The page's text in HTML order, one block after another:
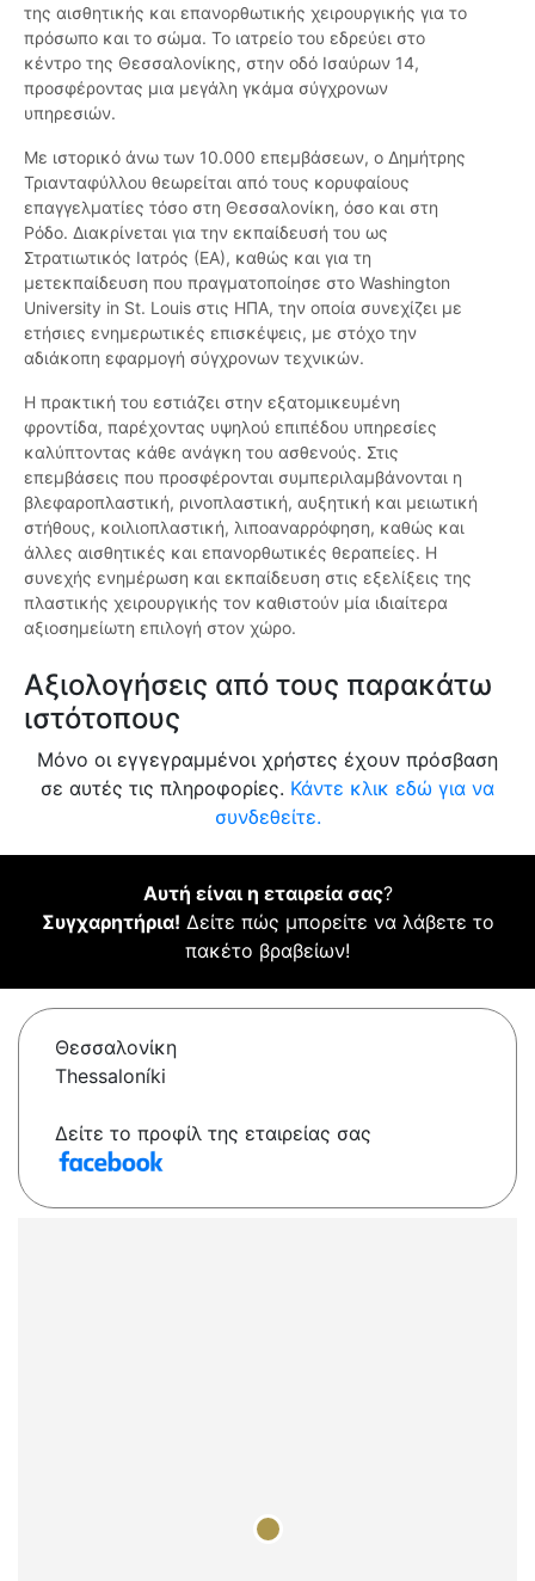
της αισθητικής και επανορθωτικής χειρουργικής για το
πρόσωπο και το σώμα. Το ιατρείο του εδρεύει στο
κέντρο της Θεσσαλονίκης, στην οδό Ισαύρων 14,
προσφέροντας μια μεγάλη γκάμα σύγχρονων
υπηρεσιών.
Με ιστορικό άνω των 10.000 επεμβάσεων, ο Δημήτρης
Τριανταφύλλου θεωρείται από τους κορυφαίους
επαγγελματίες τόσο στη Θεσσαλονίκη, όσο και στη
Ρόδο. Διακρίνεται για την εκπαίδευσή του ως
Στρατιωτικός Ιατρός (ΕΑ), καθώς και για τη
μετεκπαίδευση που πραγματοποίησε στο Washington
University in St. Louis στις ΗΠΑ, την οποία συνεχίζει με
ετήσιες ενημερωτικές επισκέψεις, με στόχο την
αδιάκοπη εφαρμογή σύγχρονων τεχνικών.
Η πρακτική του εστιάζει στην εξατομικευμένη
φροντίδα, παρέχοντας υψηλού επιπέδου υπηρεσίες
καλύπτοντας κάθε ανάγκη του ασθενούς. Στις
επεμβάσεις που προσφέρονται συμπεριλαμβάνονται η
βλεφαροπλαστική, ρινοπλαστική, αυξητική και μειωτική
στήθους, κοιλιοπλαστική, λιποαναρρόφηση, καθώς και
άλλες αισθητικές και επανορθωτικές θεραπείες. Η
συνεχής ενημέρωση και εκπαίδευση στις εξελίξεις της
πλαστικής χειρουργικής τον καθιστούν μία ιδιαίτερα
αξιοσημείωτη επιλογή στον χώρο.
Αξιολογήσεις από τους παρακάτω
ιστότοπους
Μόνο οι εγγεγραμμένοι χρήστες έχουν πρόσβαση
σε αυτές τις πληροφορίες. Κάντε κλικ εδώ για να
συνδεθείτε.
Αυτή είναι η εταιρεία σας?
Συγχαρητήρια! Δείτε πώς μπορείτε να λάβετε το
πακέτο βραβείων!
Θεσσαλονίκη
Thessaloníki
Δείτε το προφίλ της εταιρείας σας